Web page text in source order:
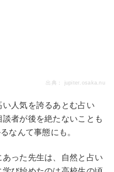
出典： jupiter.osaka.nu
人気を誇るあとむ占い
者が後を絶たないことも
なんて事態にも。
った先生は、自然と占い